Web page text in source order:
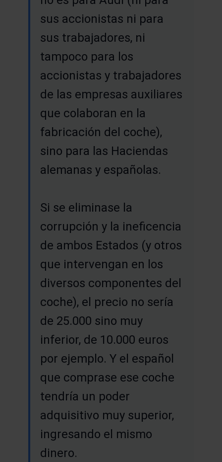
sus accionistas ni para
sus trabajadores, ni
tampoco para los
accionistas y trabajadores
de las empresas auxiliares
que colaboran en la
fabricación del coche),
sino para las Haciendas
alemanas y españolas.
Si se eliminase la
corrupción y la ineficencia
de ambos Estados (y otros
que intervengan en los
diversos componentes del
coche), el precio no sería
de 25.000 sino muy
inferior, de 10.000 euros
por ejemplo. Y el español
que comprase ese coche
tendría un poder
adquisitivo muy superior,
ingresando el mismo
dinero.